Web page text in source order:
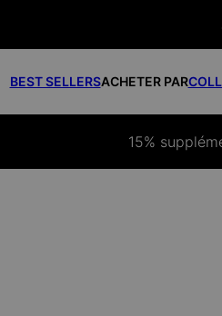
BEST SELLERSACHETER PAR
15%